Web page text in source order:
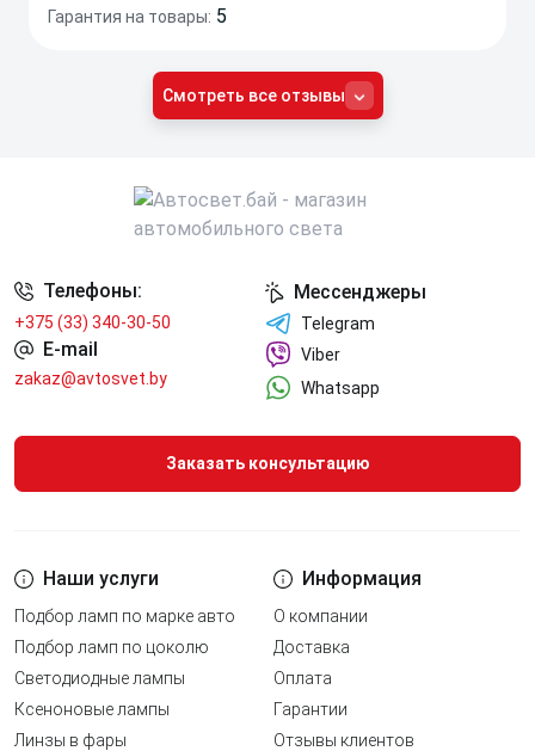
Гарантия на товары: 5
Смотреть все отзывы
Телефоны:
+375 (33) 340-30-50
E-mail
zakaz@avtosvet.by
Мессенджеры
Telegram
Viber
Whatsapp
Заказать консультацию
Наши услуги
Подбор ламп по марке авто
Подбор ламп по цоколю
Светодиодные лампы
Ксеноновые лампы
Линзы в фары
Информация
О компании
Доставка
Оплата
Гарантии
Отзывы клиентов